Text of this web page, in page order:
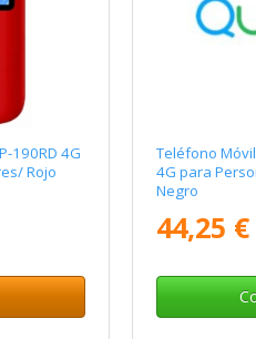
190RD 4G
Rojo
Teléfono
4G para
Negro
44,25 €